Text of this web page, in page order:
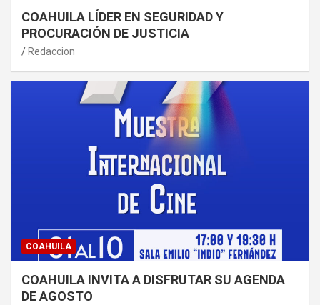
COAHUILA LÍDER EN SEGURIDAD Y
PROCURACIÓN DE JUSTICIA
Redaccion
COAHUILA
COAHUILA INVITA A DISFRUTAR SU AGENDA
DE AGOSTO